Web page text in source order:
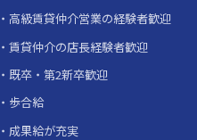
高級賃貸仲介営業の経験者歓迎
賃貸仲介の店長経験者歓迎
既卒・第2新卒歓迎
歩合給
成果給が充実